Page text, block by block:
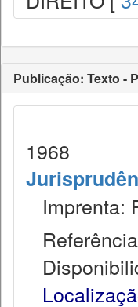
Publicação: Texto -
1968
Imprenta: